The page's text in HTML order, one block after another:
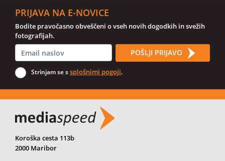
PRIJAVA NA E-NOVICE
Bodite pravočasno obveščeni o vseh novih dogodkih in svežih
fotografijah.
POŠLJI PRIJAVO
Strinjam se ssplošnimi pogoji.
Koroška cesta 113b
2000 Maribor